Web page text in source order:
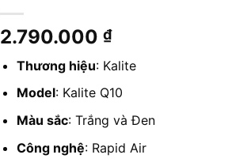
2.790.000 ₫
Thương hiệu: Kalite
Model: Kalite Q10
Màu sắc: Trắng và Đen
Công nghệ: Rapid Air